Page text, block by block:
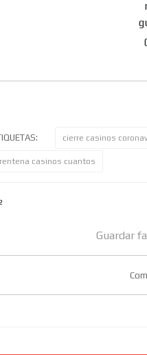
cierre casinos
casinos cuantos
Guardar